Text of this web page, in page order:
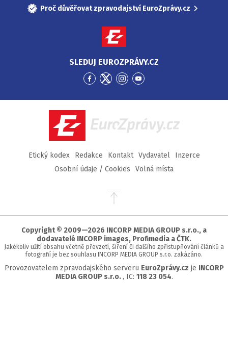
Proč důvěřovat zpravodajství EuroZprávy.cz
SLEDUJ EUROZPRÁVY.CZ
Přejít
Facebook
Přejít
Twitter
Přejít
Instagram
Přejít
YouTube
EuroZprávy.cz
Etický kodex Redakce Kontakt Vydavatel
Inzerce
Osobní údaje / Cookies
Volná místa
Přejít
stránky
Copyright © 2009—2026 INCORP MEDIA GROUP s.r.o., a
dodavatelé INCORP images, Profimedia a ČTK.
Jakékoliv užití obsahu včetně převzetí, šíření či dalšího zpřístupňování článků a
fotografií je bez souhlasu INCORP MEDIA GROUP s.r.o. zakázáno.
Provozovatelem zpravodajského serveru EuroZprávy.cz je INCORP
MEDIA GROUP s.r.o. , IC: 118 23 054.